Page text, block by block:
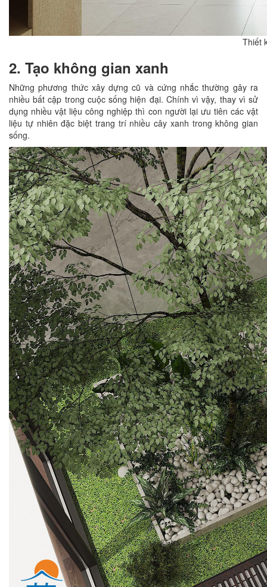
Thiết
2. Tạo không gian xanh
Những phương thức xây dựng cũ và cứng nhắc thường gây ra
nhiều bất cập trong cuộc sống hiện đại. Chính vì vậy, thay vì sử
dụng nhiều vật liệu công nghiệp thì con người lại ưu tiên các vật
liệu tự nhiên đặc biệt trang trí nhiều cây xanh trong không gian
sống.